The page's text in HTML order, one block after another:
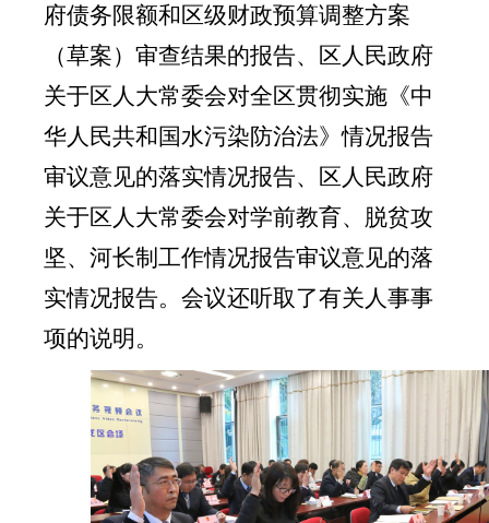
府债务限额和区级财政预算调整方案
（草案）审查结果的报告、区人民政府
关于区人大常委会对全区贯彻实施《中
华人民共和国水污染防治法》情况报告
审议意见的落实情况报告、区人民政府
关于区人大常委会对学前教育、脱贫攻
坚、河长制工作情况报告审议意见的落
实情况报告。会议还听取了有关人事事
项的说明。